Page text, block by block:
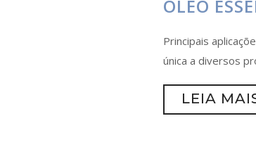
ÓLEO
Principais
única a diversos
LEIA